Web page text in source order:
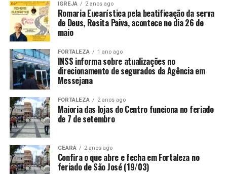
IGREJA 2 anos ago
Romaria Eucarística pela beatificação da serva
de Deus, Rosita Paiva, acontece no dia 26 de
maio
FORTALEZA 1 ano ago
INSS informa sobre atualizações no
direcionamento de segurados da Agência em
Messejana
FORTALEZA 2 anos ago
Maioria das lojas do Centro funciona no feriado
de 7 de setembro
CEARÁ 2 anos ago
Confira o que abre e fecha em Fortaleza no
feriado de São José (19/03)